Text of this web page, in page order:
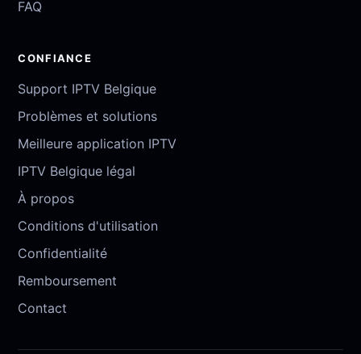
FAQ
CONFIANCE
Support IPTV Belgique
Problèmes et solutions
Meilleure application IPTV
IPTV Belgique légal
À propos
Conditions d'utilisation
Confidentialité
Remboursement
Contact